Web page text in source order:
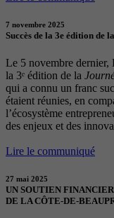
7 novembre 2025
Succès de la 3e édition de
Le 5 novembre dernier,
la 3ᵉ édition de la
qui a connu un franc
étaient réunies, en
l’écosystème
des enjeux et des
Lire le communiqué
27 mai 2025
UN SOUTIEN
DE LA CÔTE-DE-